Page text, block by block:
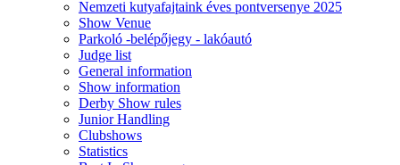
Nemzeti kutyafajtaink éves pontversenye 2025
Show Venue
Parkoló -belépőjegy - lakóautó
Judge list
General information
Show information
Derby Show rules
Junior Handling
Clubshows
Statistics